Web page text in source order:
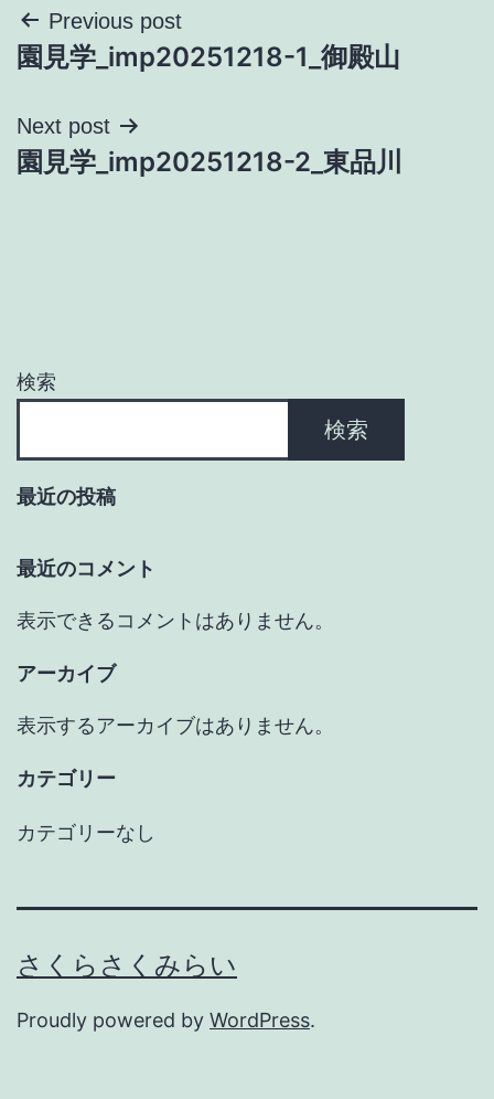
投
稿
ナ
ビ
ョ
Previous post
園見学_imp20251218-1_御殿山
Next post
園見学_imp20251218-2_東品川
検索
検索
最近の投稿
最近のコメント
表示できるコメントはありません。
アーカイブ
表示するアーカイブはありません。
カテゴリー
カテゴリーなし
さくらさくみらい
Proudly powered by WordPress.